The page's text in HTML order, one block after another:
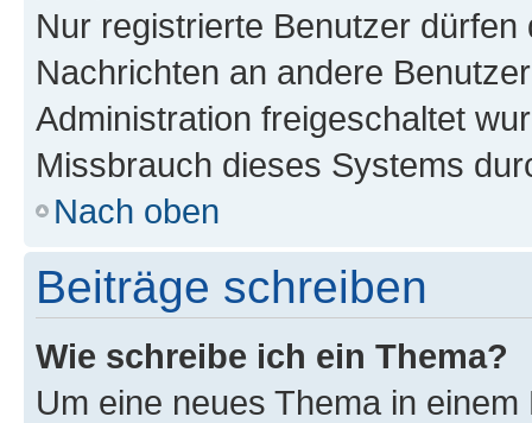
Nur registrierte Benutzer
Nachrichten an andere
Administration freigeschaltet
Missbrauch dieses Systems
Nach oben
Beiträge schreiben
Wie schreibe ich ein Thema?
Um eine neues Thema in